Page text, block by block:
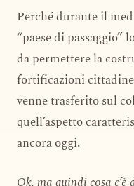
Perché durante il
“paese di passaggio”
da permettere la
fortificazioni
venne trasferito sul
quell’aspetto
ancora oggi.